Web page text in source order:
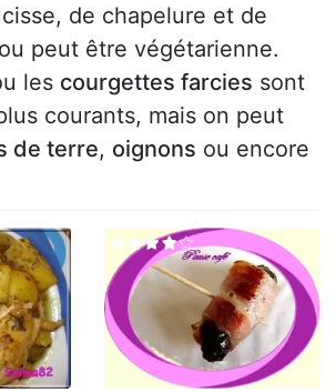
de chapelure et de
peut être végétarienne.
les courgettes farcies sont
courants, mais on peut
de terre, oignons ou encore